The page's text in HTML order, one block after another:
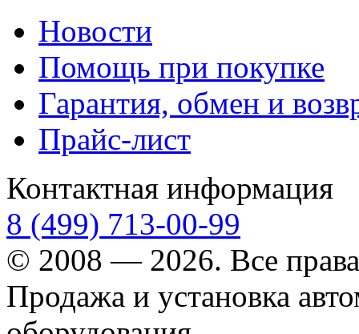
Новости
Помощь при покупке
Гарантия, обмен и
Прайс-лист
Контактная информация
8 (499) 713-00-99
© 2008 — 2026. Все
Продажа и установка